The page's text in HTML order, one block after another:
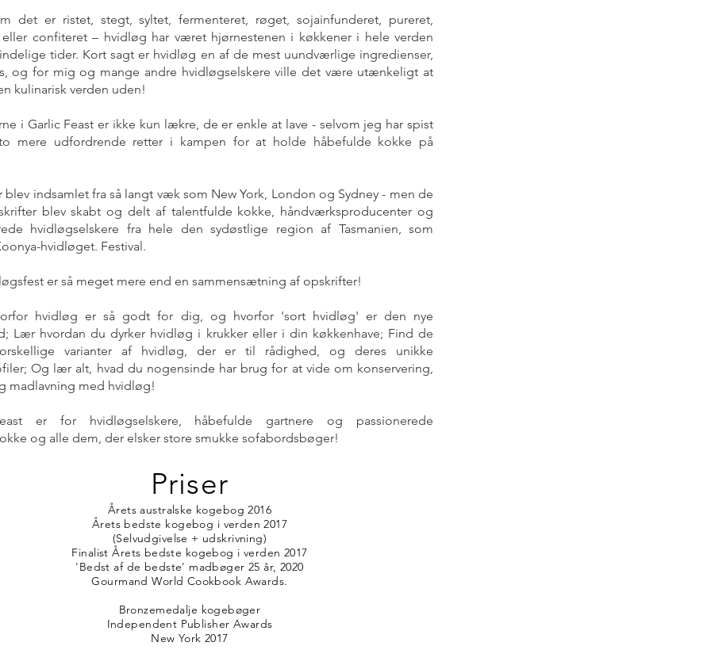
det er ristet, stegt, syltet, fermenteret, røget, sojainfunderet, pureret,
confiteret – hvidløg har været hjørnestenen i køkkener i hele verden
tider. Kort sagt er hvidløg en af de mest uundværlige ingredienser,
og for mig og mange andre hvidløgselskere ville det være utænkeligt at
kulinarisk verden uden!
i Garlic Feast er ikke kun lækre, de er enkle at lave - selvom jeg har spist
mere udfordrende retter i kampen for at holde håbefulde kokke på
blev indsamlet fra så langt væk som New York, London og Sydney - men de
blev skabt og delt af talentfulde kokke, håndværksproducenter og
hvidløgselskere fra hele den sydøstlige region af Tasmanien, som
hvidløget. Festival.
er så meget mere end en sammensætning af opskrifter!
hvidløg er så godt for dig, og hvorfor 'sort hvidløg' er den nye
Lær hvordan du dyrker hvidløg i krukker eller i din køkkenhave; Find de
varianter af hvidløg, der er til rådighed, og deres unikke
Og lær alt, hvad du nogensinde har brug for at vide om konservering,
madlavning med hvidløg!
er for hvidløgselskere, håbefulde gartnere og passionerede
og alle dem, der elsker store smukke sofabordsbøger!
Priser
Årets australske kogebog 2016
Årets bedste kogebog i verden 2017
(Selvudgivelse + udskrivning)
Finalist Årets bedste kogebog i verden 2017
'Bedst af de bedste' madbøger 25 år, 2020
Gourmand World Cookbook Awards.
Bronzemedalje kogebøger
Independent Publisher Awards
New York 2017